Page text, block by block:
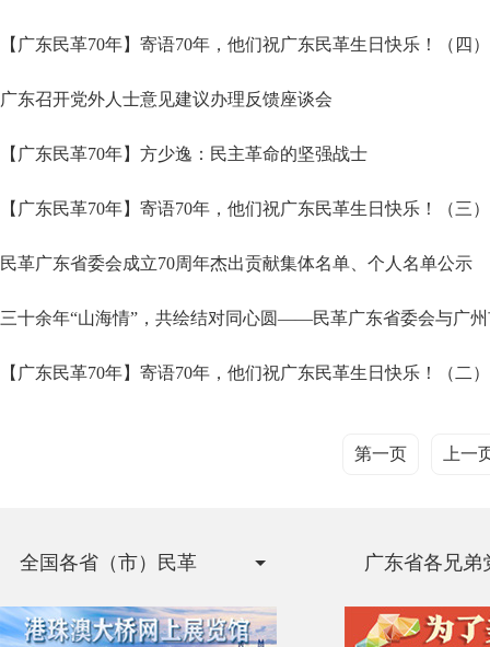
【广东民革70年】寄语70年，他们祝广东民革生日快乐！（四）
广东召开党外人士意见建议办理反馈座谈会
【广东民革70年】方少逸：民主革命的坚强战士
【广东民革70年】寄语70年，他们祝广东民革生日快乐！（三）
民革广东省委会成立70周年杰出贡献集体名单、个人名单公示
三十余年“山海情”，共绘结对同心圆——民革广东省委会与广
【广东民革70年】寄语70年，他们祝广东民革生日快乐！（二）
第一页 上一
全国各省（市）民革 广东省各兄弟